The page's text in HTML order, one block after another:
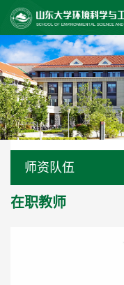
师资队伍
在职教师